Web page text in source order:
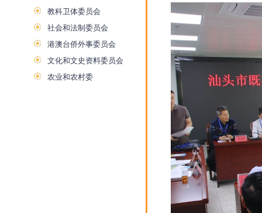
教科卫体委员会
社会和法制委员会
港澳台侨外事委员会
文化和文史资料委员会
农业和农村委